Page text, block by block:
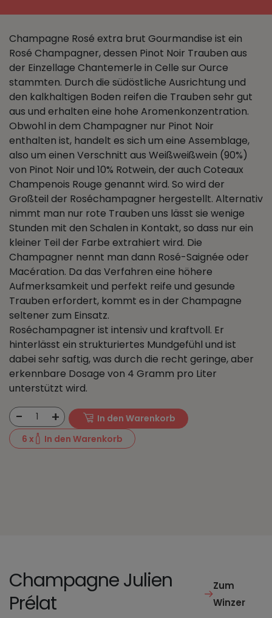
Champagne Rosé extra brut Gourmandise ist ein
Rosé Champagner, dessen Pinot Noir Trauben aus
der Einzellage Chantemerle in Celle sur Ource
stammten. Durch die südöstliche Ausrichtung und
den kalkhaltigen Boden reifen die Trauben sehr gut
aus und erhalten eine hohe Aromenkonzentration.
Obwohl in dem Champagner nur Pinot Noir
enthalten ist, handelt es sich um eine Assemblage,
also um einen Verschnitt aus Weißweißwein (90%)
von Pinot Noir und 10% Rotwein, der auch Coteaux
Champenois Rouge genannt wird. So wird der
Großteil der Roséchampagner hergestellt. Alternativ
nimmt man nur rote Trauben uns lässt sie wenige
Stunden mit den Schalen in Kontakt, so dass nur ein
kleiner Teil der Farbe extrahiert wird. Die
Champagner nennt man dann Rosé-Saignée oder
Macération. Da das Verfahren eine höhere
Aufmerksamkeit und perfekt reife und gesunde
Trauben erfordert, kommt es in der Champagne
seltener zum Einsatz.
Roséchampagner ist intensiv und kraftvoll. Er
hinterlässt ein strukturiertes Mundgefühl und ist
dabei sehr saftig, was durch die recht geringe, aber
erkennbare Dosage von 4 Gramm pro Liter
unterstützt wird.
- 1 +
In den Warenkorb
6 x In den Warenkorb
Champagne Julien
Prélat
Zum
Winzer